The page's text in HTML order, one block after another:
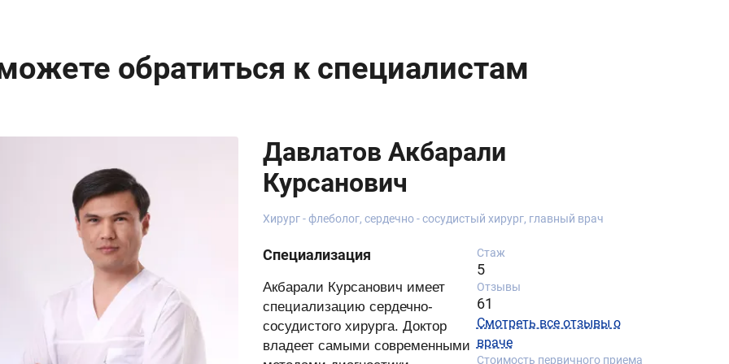
обратиться к специалистам
Давлатов Акбарали
Курсанович
Хирург - флеболог, сердечно - сосудистый хирург, главный врач
Специализация
Акбарали Курсанович имеет
специализацию сердечно-
сосудистого хирурга. Доктор
владеет самыми современными
Стаж
5
Отзывы
61
Смотреть все отзывы о
враче
Стоимость первичного приема